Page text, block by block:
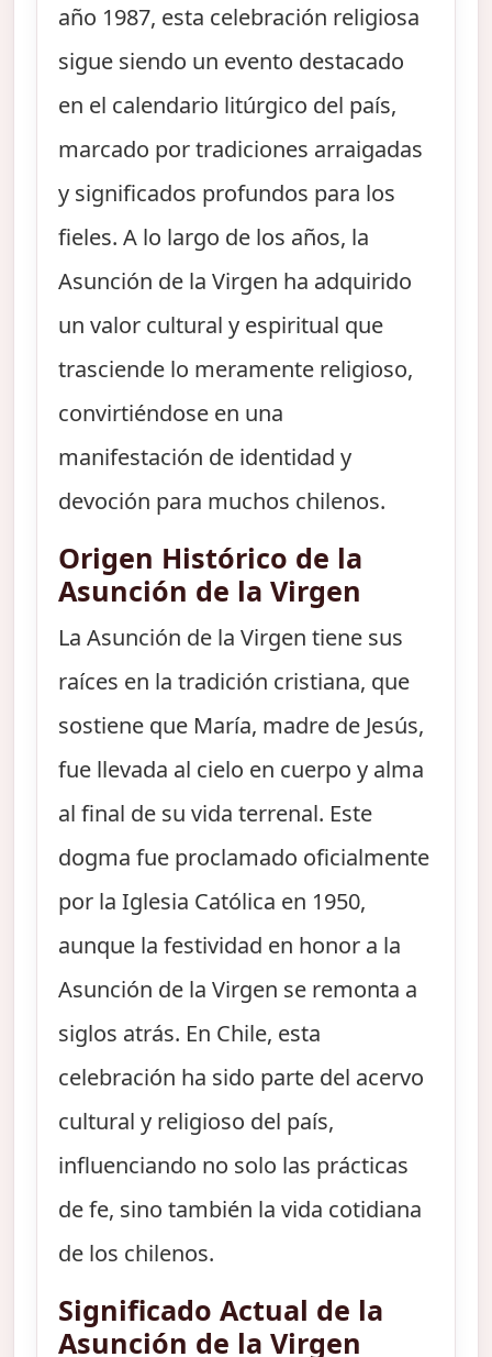
año 1987, esta celebración religiosa
sigue siendo un evento destacado
en el calendario litúrgico del país,
marcado por tradiciones arraigadas
y significados profundos para los
fieles. A lo largo de los años, la
Asunción de la Virgen ha adquirido
un valor cultural y espiritual que
trasciende lo meramente religioso,
convirtiéndose en una
manifestación de identidad y
devoción para muchos chilenos.
Origen Histórico de la
Asunción de la Virgen
La Asunción de la Virgen tiene sus
raíces en la tradición cristiana, que
sostiene que María, madre de Jesús,
fue llevada al cielo en cuerpo y alma
al final de su vida terrenal. Este
dogma fue proclamado oficialmente
por la Iglesia Católica en 1950,
aunque la festividad en honor a la
Asunción de la Virgen se remonta a
siglos atrás. En Chile, esta
celebración ha sido parte del acervo
cultural y religioso del país,
influenciando no solo las prácticas
de fe, sino también la vida cotidiana
de los chilenos.
Significado Actual de la
Asunción de la Virgen